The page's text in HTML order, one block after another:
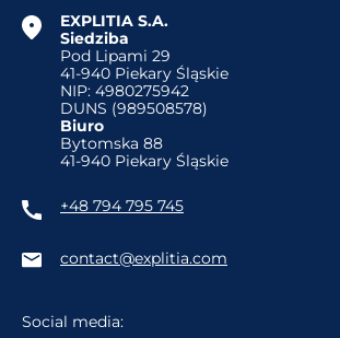
EXPLITIA S.A.
Siedziba
Pod Lipami 29
41-940 Piekary Śląskie
NIP: 4980275942
DUNS (989508578)
Biuro
Bytomska 88
41-940 Piekary Śląskie
+48 794 795 745
contact@explitia.com
Social media: